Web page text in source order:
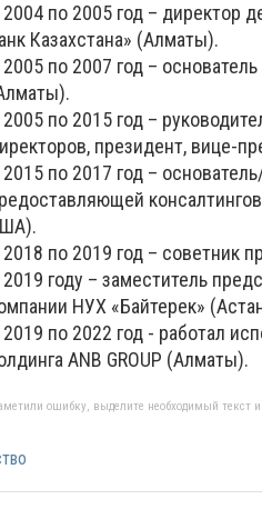
по 2005 год – директор
Казахстана» (Алматы).
по 2007 год –
по 2015 год –
президент, вице-
по 2017 год –
по 2019 год – советник
году – заместитель
НУХ «Байтерек»
по 2022 год - работал
ANB GROUP (Алматы).
ошибку, выделите необходимый текст